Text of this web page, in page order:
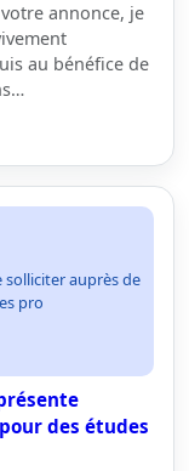
annonce, je
au bénéfice de
solliciter auprès de
pro
des études